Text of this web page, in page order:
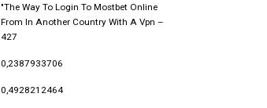
"The Way To Login To Mostbet Online
From In Another Country With A Vpn –
427
0,2387933706
0,4928212464